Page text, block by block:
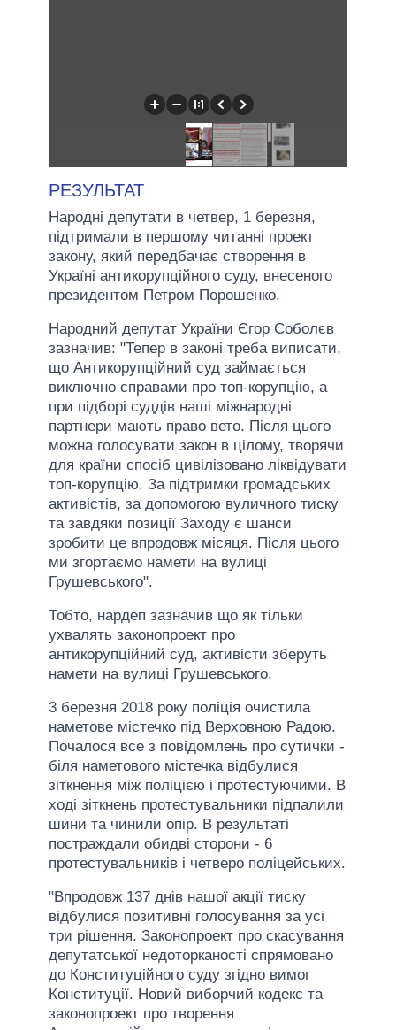
РЕЗУЛЬТАТ
Народні депутати в четвер, 1 березня,
підтримали в першому читанні проект
закону, який передбачає створення в
Україні антикорупційного суду, внесеного
президентом Петром Порошенко.
Народний депутат України Єгор Соболєв
зазначив: "Тепер в законі треба виписати,
що Антикорупційний суд займається
виключно справами про топ-корупцію, а
при підборі суддів наші міжнародні
партнери мають право вето. Після цього
можна голосувати закон в цілому, творячи
для країни спосіб цивілізовано ліквідувати
топ-корупцію. За підтримки громадських
активістів, за допомогою вуличного тиску
та завдяки позиції Заходу є шанси
зробити це впродовж місяця. Після цього
ми згортаємо намети на вулиці
Грушевського".
Тобто, нардеп зазначив що як тільки
ухвалять законопроект про
антикорупційний суд, активісти зберуть
намети на вулиці Грушевського.
3 березня 2018 року поліція очистила
наметове містечко під Верховною Радою.
Почалося все з повідомлень про сутички -
біля наметового містечка відбулися
зіткнення між поліцією і протестуючими. В
ході зіткнень протестувальники підпалили
шини та чинили опір. В результаті
постраждали обидві сторони - 6
протестувальників і четверо поліцейських.
"Впродовж 137 днів нашої акції тиску
відбулися позитивні голосування за усі
три рішення. Законопроект про скасування
депутатської недоторканості спрямовано
до Конституційного суду згідно вимог
Конституції. Новий виборчий кодекс та
законопроект про творення